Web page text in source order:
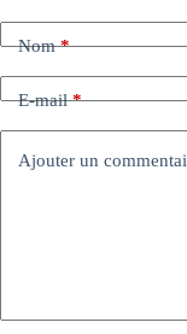
Nom*
E-mail*
Ajouter un